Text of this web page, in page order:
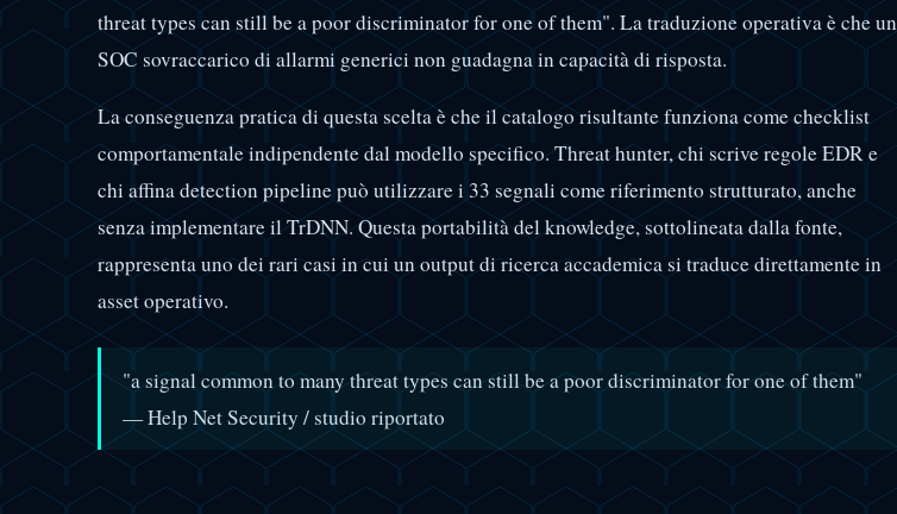
threat types can still be a poor discriminator for one of them". La traduzione operativa è che un
SOC sovraccarico di allarmi generici non guadagna in capacità di risposta.
La conseguenza pratica di questa scelta è che il catalogo risultante funziona come checklist
comportamentale indipendente dal modello specifico. Threat hunter, chi scrive regole EDR e
chi affina detection pipeline può utilizzare i 33 segnali come riferimento strutturato, anche
senza implementare il TrDNN. Questa portabilità del knowledge, sottolineata dalla fonte,
rappresenta uno dei rari casi in cui un output di ricerca accademica si traduce direttamente in
asset operativo.
"a signal common to many threat types can still be a poor discriminator for one of them"
— Help Net Security / studio riportato